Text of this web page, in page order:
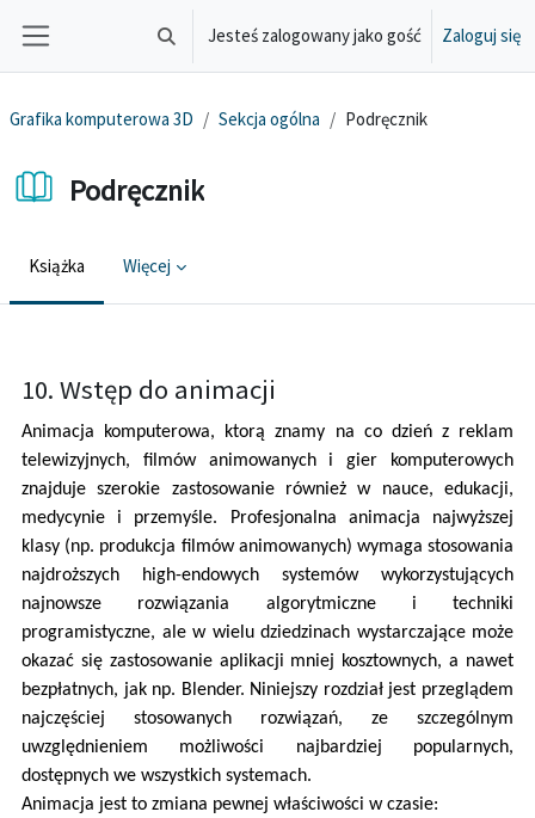
Przejdź do głównej zawartości
Przełącznik wyszukiwarki
Jesteś zalogowany jako gość Zaloguj się
Grafika komputerowa 3D Sekcja ogólna Podręcznik
Podręcznik
Książka Więcej
10. Wstęp do animacji
Animacja komputerowa, ktorą znamy na co dzień z reklam
telewizyjnych, filmów animowanych i gier komputerowych
znajduje szerokie zastosowanie również w nauce, edukacji,
medycynie i przemyśle. Profesjonalna animacja najwyższej
klasy (np. produkcja filmów animowanych) wymaga stosowania
najdroższych high-endowych systemów wykorzystujących
najnowsze rozwiązania algorytmiczne i techniki
programistyczne, ale w wielu dziedzinach wystarczające może
okazać się zastosowanie aplikacji mniej kosztownych, a nawet
bezpłatnych, jak np. Blender. Niniejszy rozdział jest przeglądem
najczęściej stosowanych rozwiązań, ze szczególnym
uwzględnieniem możliwości najbardziej popularnych,
dostępnych we wszystkich systemach.
Animacja jest to zmiana pewnej właściwości w czasie: